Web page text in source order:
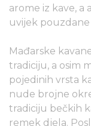
arome iz kave, a
uvijek
Mađarske
tradiciju, a osim
pojedinih vrsta
nude brojne
tradiciju bečkih
remek djela.